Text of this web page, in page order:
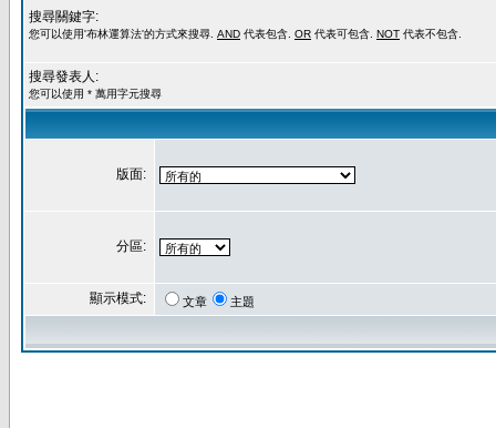
搜尋關鍵字:
您可以使用'布林運算法'的方式來搜尋. AND 代表包含. OR 代表可包含. NOT 代表不包含.
搜尋發表人:
您可以使用 * 萬用字元搜尋
版面:
分區:
顯示模式: 文章 主題